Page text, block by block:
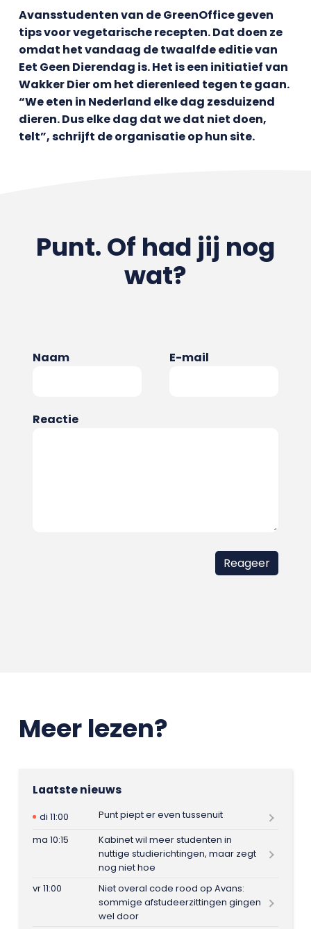
Avansstudenten van de GreenOffice geven
tips voor vegetarische recepten. Dat doen ze
omdat het vandaag de twaalfde editie van
Eet Geen Dierendag is. Het is een initiatief van
Wakker Dier om het dierenleed tegen te gaan.
“We eten in Nederland elke dag zesduizend
dieren. Dus elke dag dat we dat niet doen,
telt”, schrijft de organisatie op hun site.
Punt. Of had jij nog
wat?
Naam E-mail
Reactie
Meer lezen?
Laatste nieuws
di 11:00
Punt piept er even tussenuit
ma 10:15
Kabinet wil meer studenten in
nuttige studierichtingen, maar zegt
nog niet hoe
vr 11:00
Niet overal code rood op Avans:
sommige afstudeerzittingen gingen
wel door